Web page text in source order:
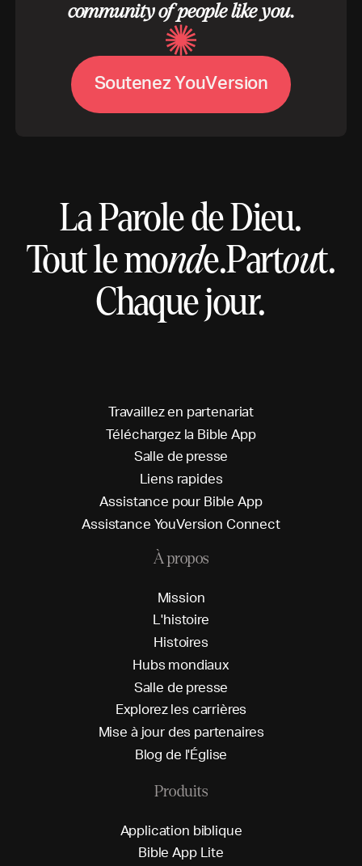
community of people like you.
SoutenezYouVersion
La Parole de Dieu.
Tout le monde.Partout.
Chaque jour.
Travaillezen partenariat
Téléchargez la Bible App
Salle de presse
L iens rapides
Assistance pour Bible App
Assistance YouVersion Connect
À propos
Mission
L'histoire
Histoires
Hubs mondiaux
Salle de presse
Explorez les carrières
Mise à jourdes partenaires
Blog de l'Église
Produits
Application biblique
Bible App Lite